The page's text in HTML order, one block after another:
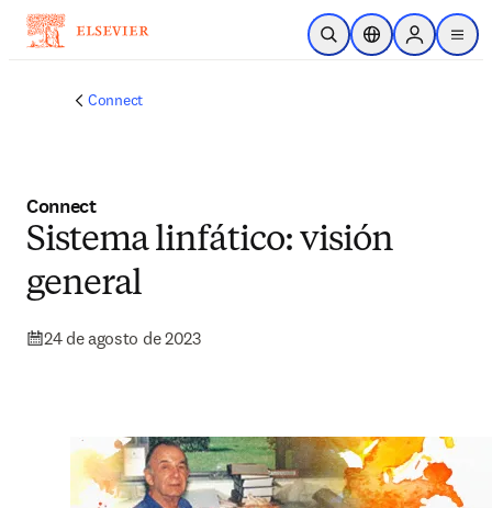
Saltar al contenido principal
Abrir búsqueda
Selector deSign in to
menu
Connect
Connect
Sistema linfático: visión
general
24 de agosto de 2023